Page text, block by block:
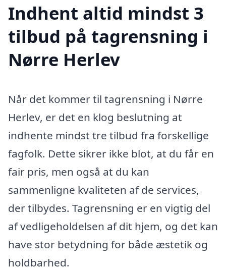
Indhent altid mindst 3
tilbud på tagrensning i
Nørre Herlev
Når det kommer til tagrensning i Nørre
Herlev, er det en klog beslutning at
indhente mindst tre tilbud fra forskellige
fagfolk. Dette sikrer ikke blot, at du får en
fair pris, men også at du kan
sammenligne kvaliteten af de services,
der tilbydes. Tagrensning er en vigtig del
af vedligeholdelsen af dit hjem, og det kan
have stor betydning for både æstetik og
holdbarhed.